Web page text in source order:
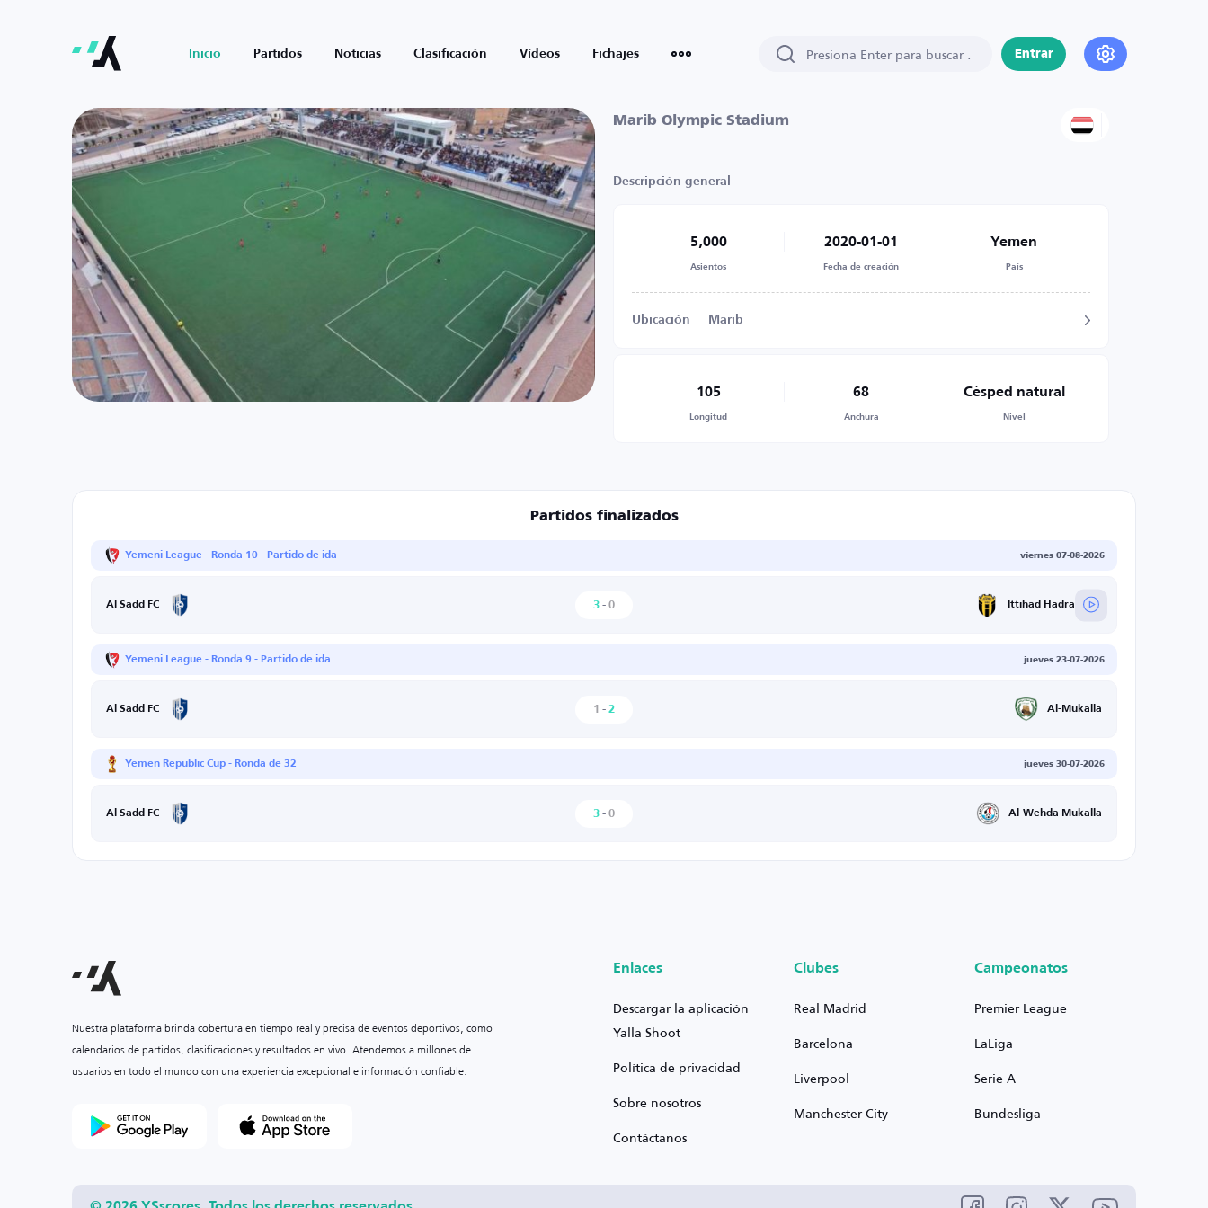
Inicio Partidos Noticias Clasificación Vídeos Fichajes Entrar
Marib Olympic Stadium
Descripción general
5,000
Asientos
2020-01-01
Fecha de creación
Yemen
País
Ubicación Marib
105
Longitud
68
Anchura
Césped natural
Nivel
Partidos finalizados
Yemeni League - Ronda 10 - Partido de ida viernes 07-08-2026
Al Sadd FC 3 - 0 Ittihad Hadramaut
Yemeni League - Ronda 9 - Partido de ida jueves 23-07-2026
Al Sadd FC 1 - 2 Al-Mukalla
Yemen Republic Cup - Ronda de 32 jueves 30-07-2026
Al Sadd FC 3 - 0 Al-Wehda Mukalla
Nuestra plataforma brinda cobertura en tiempo real y precisa de eventos deportivos, como
calendarios de partidos, clasificaciones y resultados en vivo. Atendemos a millones de
usuarios en todo el mundo con una experiencia excepcional e información confiable.
Enlaces
Descargar la aplicación
Yalla Shoot
Política de privacidad
Sobre nosotros
Contáctanos
Clubes
Real Madrid
Barcelona
Liverpool
Manchester City
Campeonatos
Premier League
LaLiga
Serie A
Bundesliga